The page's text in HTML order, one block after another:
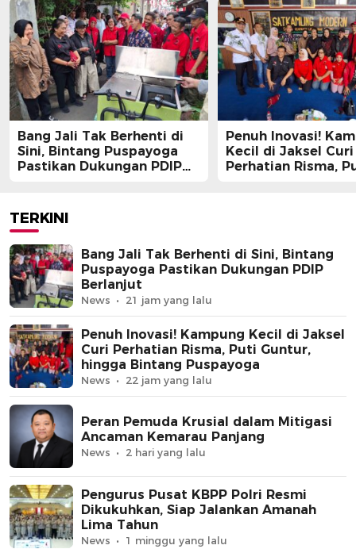
Bang Jali Tak Berhenti di
Sini, Bintang Puspayoga
Pastikan Dukungan PDIP
Penuh Inovasi!
Kecil di Jaksel Curi
Perhatian Risma,
TERKINI
Bang Jali Tak Berhenti di Sini, Bintang
Puspayoga Pastikan Dukungan PDIP
Berlanjut
News 21 jam yang lalu
Penuh Inovasi! Kampung Kecil di Jaksel
Curi Perhatian Risma, Puti Guntur,
hingga Bintang Puspayoga
News 22 jam yang lalu
Peran Pemuda Krusial dalam Mitigasi
Ancaman Kemarau Panjang
News 2 hari yang lalu
Pengurus Pusat KBPP Polri Resmi
Dikukuhkan, Siap Jalankan Amanah
Lima Tahun
News 1 minggu yang lalu